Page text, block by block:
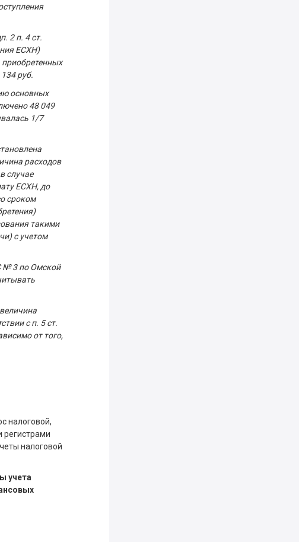
2 п. 4 ст.
ЕСХН)
руб.
основных
48 049
1/7
расходов
случае
ЕСХН, до
сроком
такими
с учетом
№ 3 по Омской
с п. 5 ст.
от того,
налоговой,
регистрами
налоговой
учета